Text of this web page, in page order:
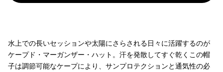
水上での長いセッションや太陽にさらされる日々に活躍するのが
ケープド・マーガンザー・ハット。汗を発散してすぐ乾くこの帽
子は調節可能なケープにより、サンプロテクションと通気性の必